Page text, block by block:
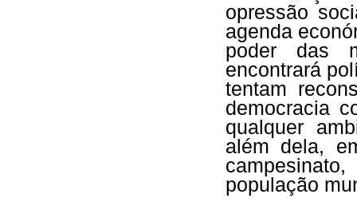
opressão
agenda
poder das
encontrará
tentam
democracia
qualquer
além dela,
população